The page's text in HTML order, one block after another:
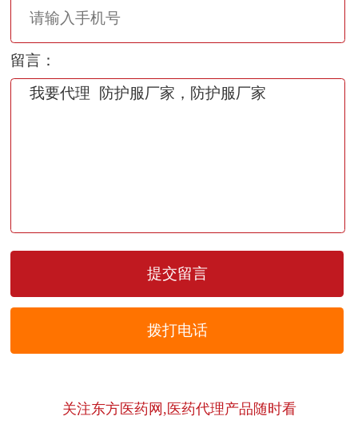
留言：
拨打电话
关注东方医药网,医药代理产品随时看